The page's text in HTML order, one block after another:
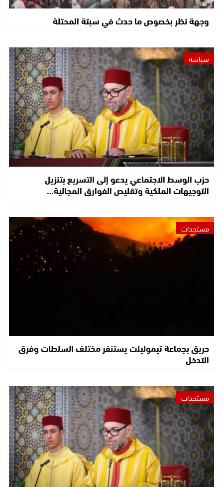
وجهة نظر بخصوص ما حدث في سبتة المحتلة
سياسة
حزب الوسط الاجتماعي يدعو إلى التسريع بتنزيل
التوجيهات الملكية وتقليص الفوارق المجالية…
مستجدات
حريق بجماعة تيموليلت يستنفر مختلف السلطات وفرق
التدخل
مستجدات